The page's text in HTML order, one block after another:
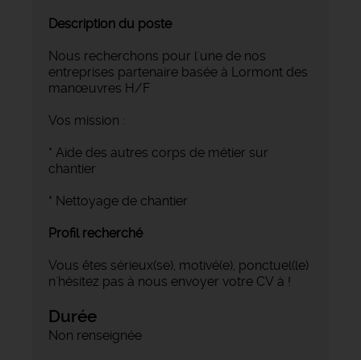
Description du poste
Nous recherchons pour l'une de nos
entreprises partenaire basée à Lormont des
manœuvres H/F
Vos mission :
* Aide des autres corps de métier sur
chantier
* Nettoyage de chantier
Profil recherché
Vous êtes sérieux(se), motivé(e), ponctuel(le)
n'hésitez pas à nous envoyer votre CV à !
Durée
Non renseignée